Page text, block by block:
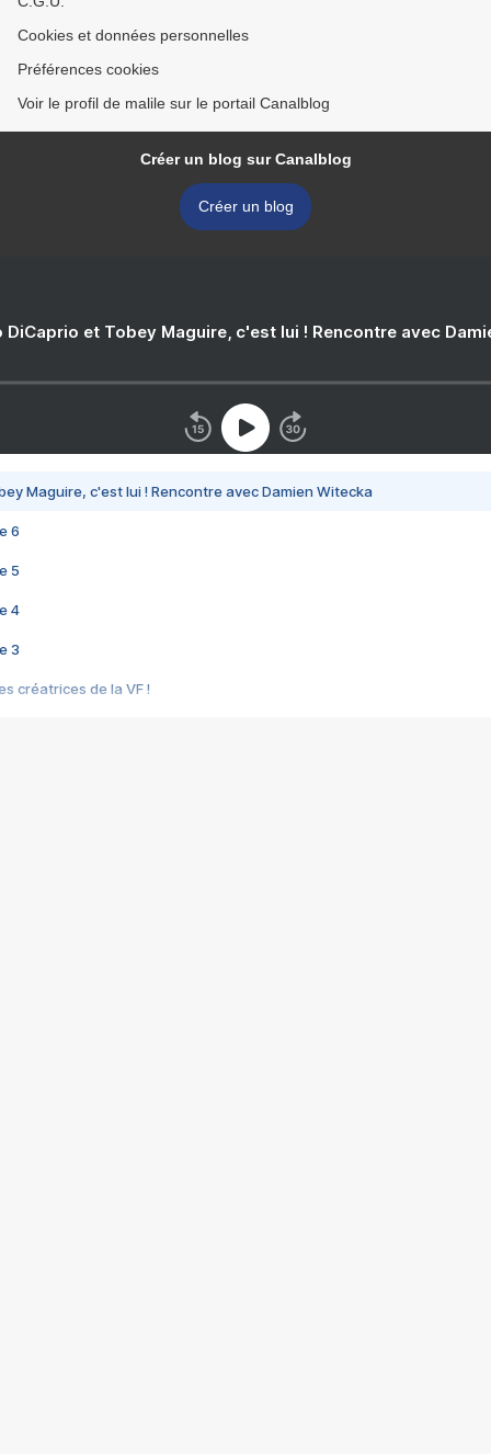
Cookies et données personnelles
Préférences cookies
Voir le profil de malile sur le portail Canalblog
Créer un blog sur Canalblog
Créer un blog
DiCaprio et Tobey Maguire, c'est lui ! Rencontre avec
Maguire, c'est lui ! Rencontre avec Damien Witecka
6
5
4
3
créatrices de la VF !